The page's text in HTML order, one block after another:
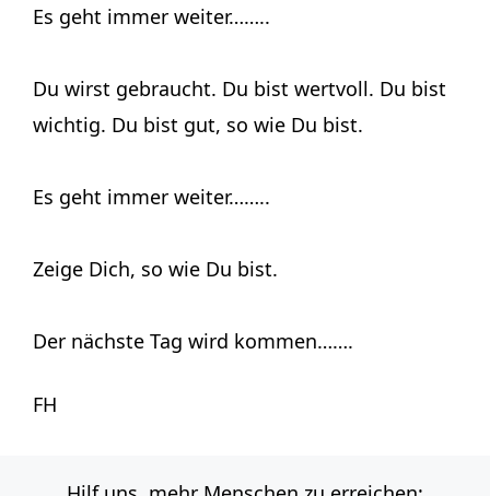
Es geht immer weiter……..
Du wirst gebraucht. Du bist wertvoll. Du bist
wichtig. Du bist gut, so wie Du bist.
Es geht immer weiter……..
Zeige Dich, so wie Du bist.
Der nächste Tag wird kommen…….
FH